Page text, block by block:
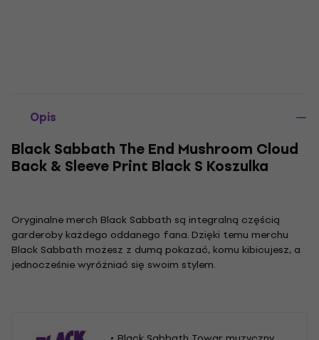
Opis
Black Sabbath The End Mushroom Cloud
Back & Sleeve Print Black S Koszulka
Oryginalne merch Black Sabbath są integralną częścią
garderoby każdego oddanego fana. Dzięki temu merchu
Black Sabbath możesz z dumą pokazać, komu kibicujesz, a
jednocześnie wyróżniać się swoim stylem.